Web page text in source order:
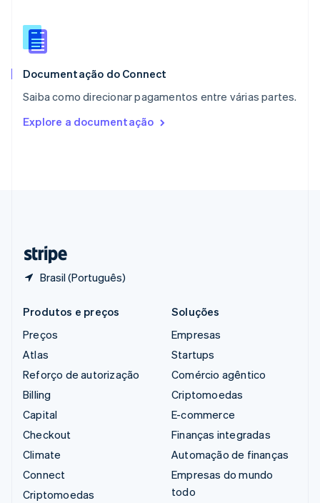
Documentação do Connect
Saiba como direcionar pagamentos entre várias partes.
Explore a documentação
Brasil (Português)
RAE de Hong Kong, China
English
Reino Unido
English
English
English
Produtos e preços
Preços
Atlas
Reforço de autorização
Billing
Capital
Checkout
Climate
Connect
Criptomoedas
Soluções
Empresas
Startups
Comércio agêntico
Criptomoedas
E-commerce
Finanças integradas
Automação de finanças
Empresas do mundo
todo